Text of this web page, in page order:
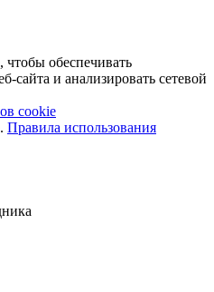
обеспечивать
сайта и анализировать сетевой
cookie
Правила использования